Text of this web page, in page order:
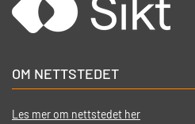
OM NETTSTEDET
Les mer om nettstedet her